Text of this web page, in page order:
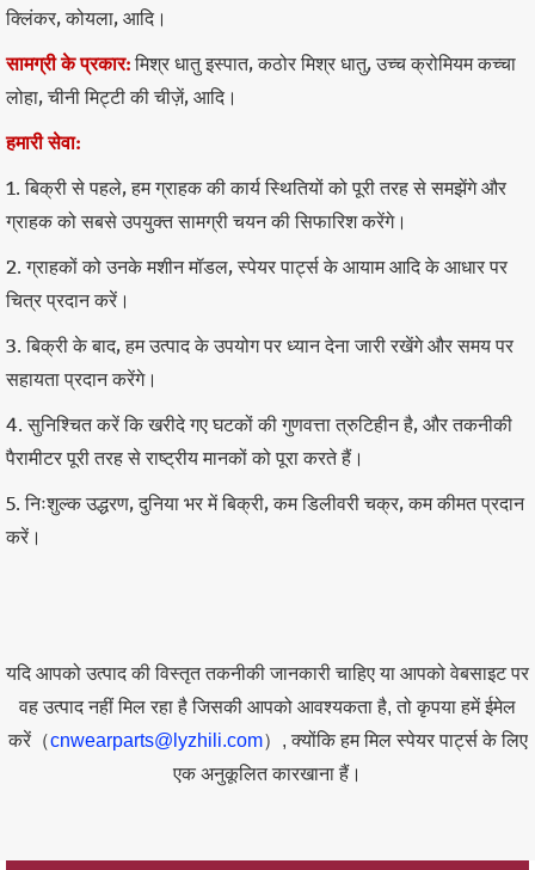
क्लिंकर, कोयला, आदि।
सामग्री के प्रकार:मिश्र धातु इस्पात, कठोर मिश्र धातु, उच्च क्रोमियम कच्चा
लोहा, चीनी मिट्टी की चीज़ें, आदि।
हमारी सेवा:
1. बिक्री से पहले, हम ग्राहक की कार्य स्थितियों को पूरी तरह से समझेंगे और
ग्राहक को सबसे उपयुक्त सामग्री चयन की सिफारिश करेंगे।
2. ग्राहकों को उनके मशीन मॉडल, स्पेयर पार्ट्स के आयाम आदि के आधार पर
चित्र प्रदान करें।
3. बिक्री के बाद, हम उत्पाद के उपयोग पर ध्यान देना जारी रखेंगे और समय पर
सहायता प्रदान करेंगे।
4. सुनिश्चित करें कि खरीदे गए घटकों की गुणवत्ता त्रुटिहीन है, और तकनीकी
पैरामीटर पूरी तरह से राष्ट्रीय मानकों को पूरा करते हैं।
5. निःशुल्क उद्धरण, दुनिया भर में बिक्री, कम डिलीवरी चक्र, कम कीमत प्रदान
करें।
यदि आपको उत्पाद की विस्तृत तकनीकी जानकारी चाहिए या आपको वेबसाइट पर
वह उत्पाद नहीं मिल रहा है जिसकी आपको आवश्यकता है, तो कृपया हमें ईमेल
करें（cnwearparts@lyzhili.com）, क्योंकि हम मिल स्पेयर पार्ट्स के लिए
एक अनुकूलित कारखाना हैं।